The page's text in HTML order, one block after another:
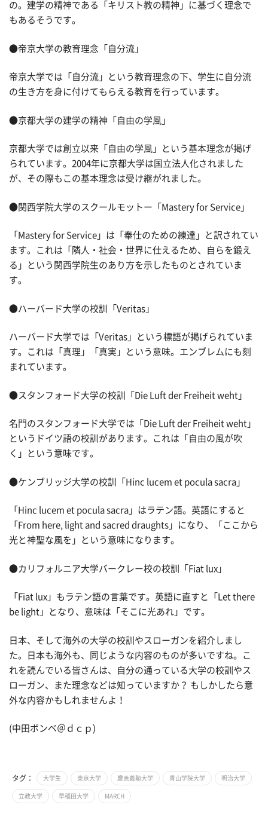
の。建学の精神である「キリスト教の精神」に基づく理念で
もあるそうです。
●帝京大学の教育理念「自分流」
帝京大学では「自分流」という教育理念の下、学生に自分流
の生き方を身に付けてもらえる教育を行っています。
●京都大学の建学の精神「自由の学風」
京都大学では創立以来「自由の学風」という基本理念が掲げ
られています。2004年に京都大学は国立法人化されました
が、その際もこの基本理念は受け継がれました。
●関西学院大学のスクールモットー「Mastery for Service」
「Mastery for Service」は「奉仕のための練達」と訳されてい
ます。これは「隣人・社会・世界に仕えるため、自らを鍛え
る」という関西学院生のあり方を示したものとされていま
す。
●ハーバード大学の校訓「Veritas」
ハーバード大学では「Veritas」という標語が掲げられていま
す。これは「真理」「真実」という意味。エンブレムにも刻
まれています。
●スタンフォード大学の校訓「Die Luft der Freiheit weht」
名門のスタンフォード大学では「Die Luft der Freiheit weht」
というドイツ語の校訓があります。これは「自由の風が吹
く」という意味です。
●ケンブリッジ大学の校訓「Hinc lucem et pocula sacra」
「Hinc lucem et pocula sacra」はラテン語。英語にすると
「From here, light and sacred draughts」になり、「ここから
光と神聖な風を」という意味になります。
●カリフォルニア大学バークレー校の校訓「Fiat lux」
「Fiat lux」もラテン語の言葉です。英語に直すと「Let there
be light」となり、意味は「そこに光あれ」です。
日本、そして海外の大学の校訓やスローガンを紹介しまし
た。日本も海外も、同じような内容のものが多いですね。こ
れを読んでいる皆さんは、自分の通っている大学の校訓やス
ローガン、また理念などは知っていますか？ もしかしたら意
外な内容かもしれませんよ！
(中田ボンベ＠ｄｃｐ)
タグ： 大学生 東京大学 慶應義塾大学 青山学院大学 明治大学
立教大学 早稲田大学 MARCH